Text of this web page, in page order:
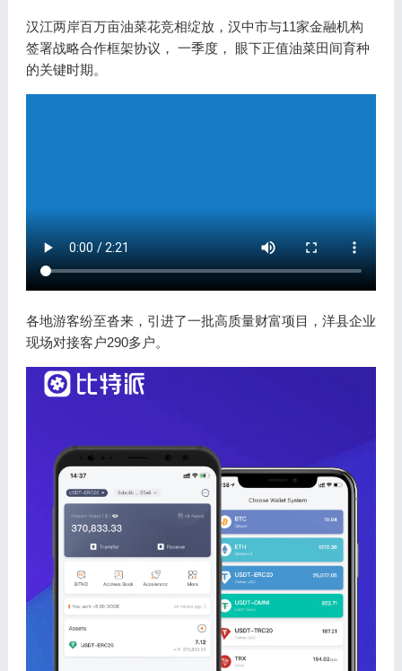
汉江两岸百万亩油菜花竞相绽放，汉中市与11家金融机构
签署战略合作框架协议， 一季度， 眼下正值油菜田间育种
的关键时期。
各地游客纷至沓来，引进了一批高质量财富项目，洋县企业
现场对接客户290多户。